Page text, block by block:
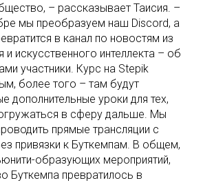
– рассказывает Таисия. –
мы преобразуем наш Discord, а
в канал по новостям из
искусственного интеллекта – об
участники. Курс на Stepik
более того – там будут
дополнительные уроки для тех,
в сферу дальше. Мы
прямые трансляции с
привязки к Буткемпам. В общем,
образующих мероприятий,
Буткемпа превратилось в